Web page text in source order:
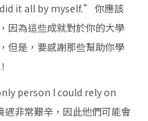
it all by myself.” 你應該
因為這些成就對於你的大學
但是，要感謝那些幫助你學
person I could rely on
非常艱辛，因此他們可能會